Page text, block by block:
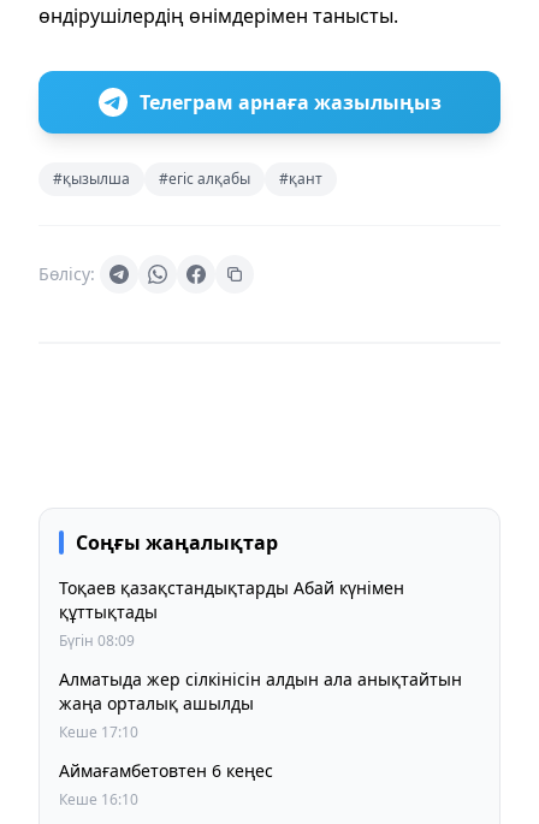
өндірушілердің өнімдерімен танысты.
Телеграм арнаға жазылыңыз
#қызылша #егіс алқабы #қант
Бөлісу:
Соңғы жаңалықтар
Тоқаев қазақстандықтарды Абай күнімен
құттықтады
Бүгін 08:09
Алматыда жер сілкінісін алдын ала анықтайтын
жаңа орталық ашылды
Кеше 17:10
Аймағамбетовтен 6 кеңес
Кеше 16:10